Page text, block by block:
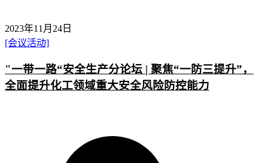
2023年11月24日
[会议活动]
"一带一路“安全生产分论坛 | 聚焦“一防三提升”，
全面提升化工领域重大安全风险防控能力